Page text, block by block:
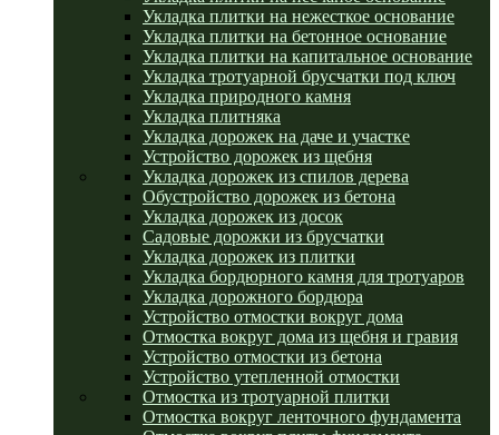
Укладка плитки на нежесткое основание
Укладка плитки на бетонное основание
Укладка плитки на капитальное основание
Укладка тротуарной брусчатки под ключ
Укладка природного камня
Укладка плитняка
Укладка дорожек на даче и участке
Устройство дорожек из щебня
Укладка дорожек из спилов дерева
Обустройство дорожек из бетона
Укладка дорожек из досок
Садовые дорожки из брусчатки
Укладка дорожек из плитки
Укладка бордюрного камня для тротуаров
Укладка дорожного бордюра
Устройство отмостки вокруг дома
Отмостка вокруг дома из щебня и гравия
Устройство отмостки из бетона
Устройство утепленной отмостки
Отмостка из тротуарной плитки
Отмостка вокруг ленточного фундамента